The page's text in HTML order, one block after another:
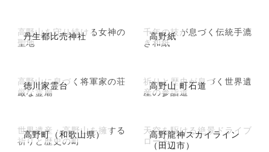
丹生都比売神社
高野山を守り続ける女神の
聖地
高野紙
千年の技が息づく伝統手漉
き和紙
徳川家霊台
高野山に息づく将軍家の荘
厳な霊廟
高野山 町石道
祈りと歴史が息づく世界遺
産の参詣道
高野町（和歌山県）
世界遺産・高野山を擁する
祈りと歴史の町
高野龍神スカイライン
（田辺市）
天空を駆ける絶景ドライブ
ロード